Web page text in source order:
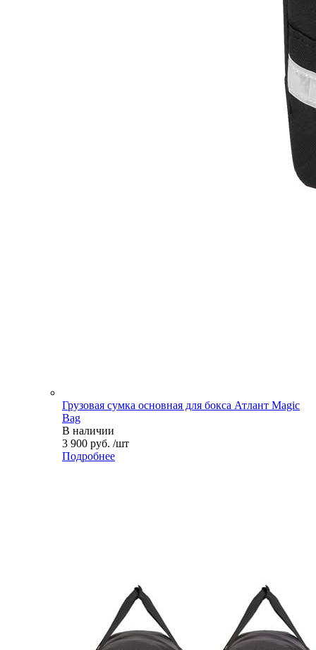
Грузовая сумка основная для бокса Атлант Magic
Bag
В наличии
3 900 руб. /шт
Подробнее